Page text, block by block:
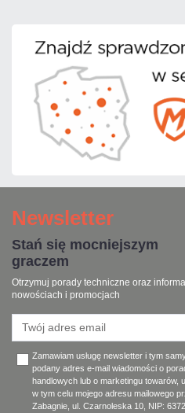
Newsletter
Stań się mocniejszym
graczem
Otrzymuj porady techniczne oraz
nowościach i promocjach
Zamawiam usługę newsletter i tym
podany adres e-mail wiadomości o
handlowych lub o marketingu towarów,
w tym celu mojego adresu mailowego
Zabagnie, ul. Czarnoleska 10, NIP: